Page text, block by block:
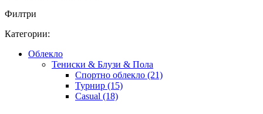
Филтри
Категории:
Облекло
Тениски & Блузи & Пола
Спортно облекло (21)
Турнир (15)
Casual (18)